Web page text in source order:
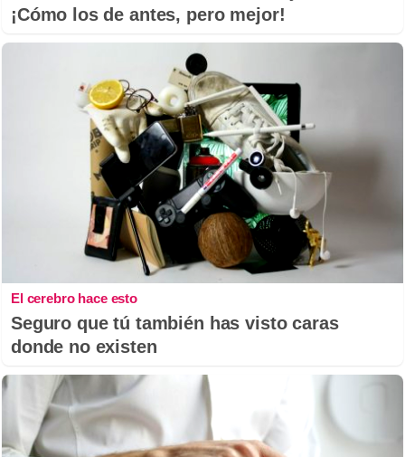
¡Cómo los de antes, pero mejor!
El cerebro hace esto
Seguro que tú también has visto caras
donde no existen